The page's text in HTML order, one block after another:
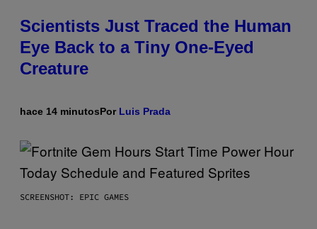
Scientists Just Traced the Human
Eye Back to a Tiny One-Eyed
Creature
hace 14 minutosPor Luis Prada
SCREENSHOT: EPIC GAMES